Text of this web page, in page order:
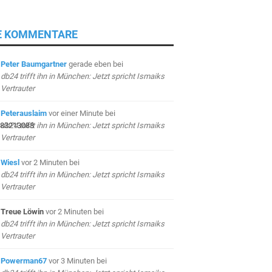
KOMMENTARE
Peter Baumgartner gerade ebenbei
db24 trifft ihn in München: Jetzt spricht Ismaiks
Vertrauter
Peterauslaim vor einer Minutebei
db24 trifft ihn in München: Jetzt spricht Ismaiks
Vertrauter
Wiesl vor 2 Minuten bei
db24 trifft ihn in München: Jetzt spricht Ismaiks
Vertrauter
Treue Löwin vor 2 Minuten bei
db24 trifft ihn in München: Jetzt spricht Ismaiks
Vertrauter
Powerman67 vor 3 Minuten bei